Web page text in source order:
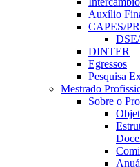
Auxílio
CAPES/
DINTER
Egressos
Pesquisa
Mestrado
Sobre o